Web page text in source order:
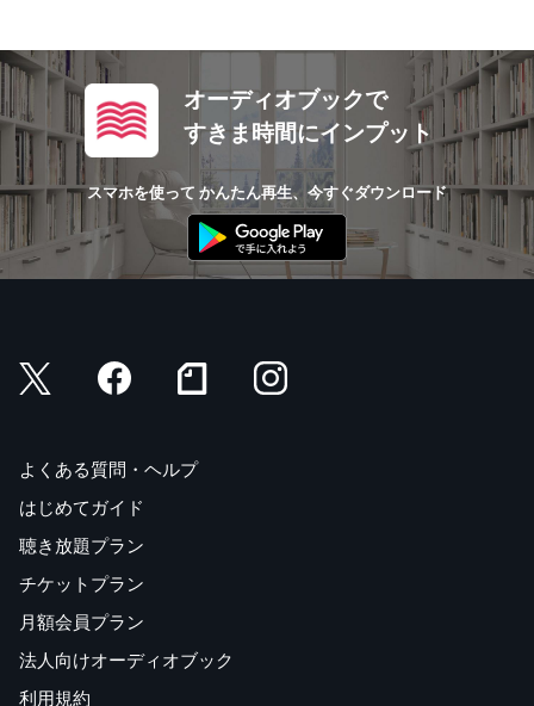
オーディオブックで
すきま時間にインプット
スマホを使って かんたん再生、今すぐダウンロード
よくある質問・ヘルプ
はじめてガイド
聴き放題プラン
チケットプラン
月額会員プラン
法人向けオーディオブック
利用規約